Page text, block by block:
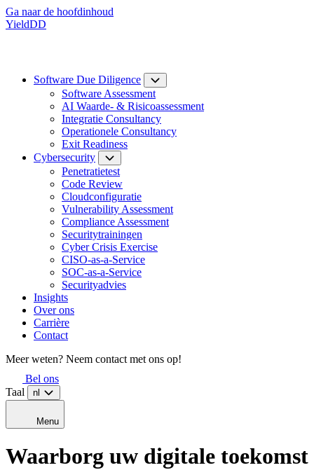
Ga naar de hoofdinhoud
YieldDD
Software Due Diligence
Software Assessment
AI Waarde- & Risicoassessment
Integratie Consultancy
Operationele Consultancy
Exit Readiness
Cybersecurity
Penetratietest
Code Review
Cloudconfiguratie
Vulnerability Assessment
Compliance Assessment
Securitytrainingen
Cyber Crisis Exercise
CISO-as-a-Service
SOC-as-a-Service
Securityadvies
Insights
Over ons
Carrière
Contact
Meer weten? Neem contact met ons op!
Bel ons
Taal
nl
Menu
Waarborg uw digitale toekomst